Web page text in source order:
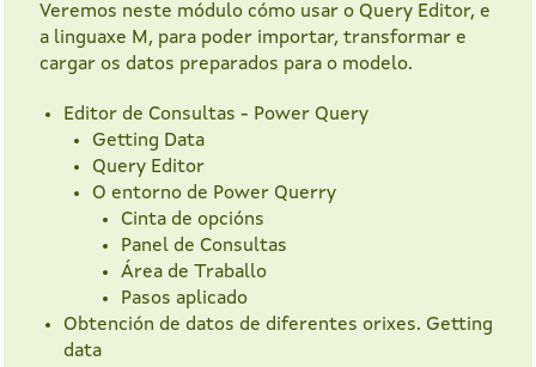
Veremos neste módulo cómo usar o Query Editor, e
a linguaxe M, para poder importar, transformar e
cargar os datos preparados para o modelo.
Editor de Consultas - Power Query
Getting Data
Query Editor
O entorno de Power Querry
Cinta de opcións
Panel de Consultas
Área de Traballo
Pasos aplicado
Obtención de datos de diferentes orixes. Getting
data